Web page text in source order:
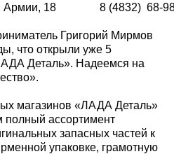
Армии, 18 8 (4832) 68-
Григорий Мирмов
что открыли уже 5
Деталь». Надеемся на
магазинов «ЛАДА Деталь»
полный ассортимент
запасных частей к
упаковке, грамотную